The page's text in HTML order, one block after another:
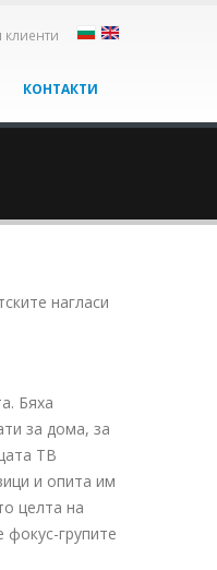
клиенти
КОНТАКТИ
нагласи
Бяха
за дома, за
ТВ
и опита им
целта на
групите